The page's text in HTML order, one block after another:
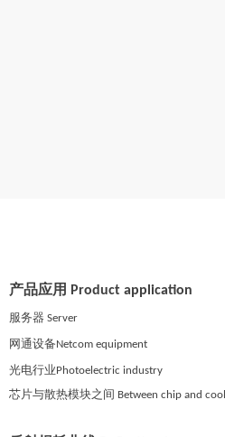
产品应用 Product application
服务器 Server
网通设备Netcom equipment
光电行业Photoelectric industry
芯片与散热模块之间 Between chip and